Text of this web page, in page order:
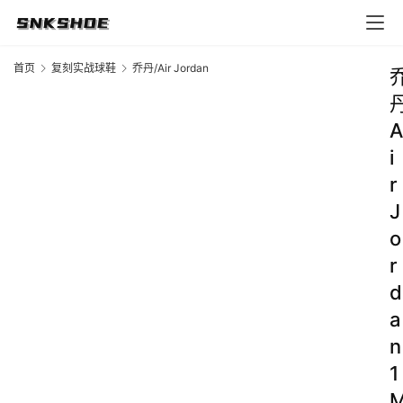
首页 复刻实战球鞋 乔丹/Air Jordan
A
i
r
J
o
r
d
a
n
1